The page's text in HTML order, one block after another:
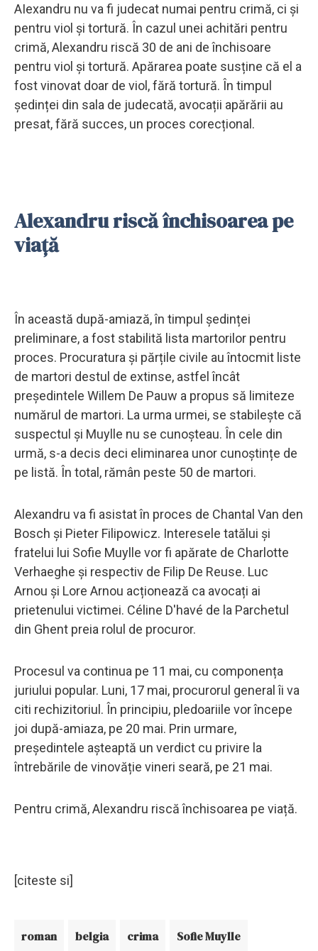
AIexandru nu va fi judecat numai pentru crimă, ci și
pentru viol și ​​tortură. În cazul unei achitări pentru
crimă, Alexandru riscă 30 de ani de închisoare
pentru viol și tortură. Apărarea poate susține că el a
fost vinovat doar de viol, fără tortură. În timpul
ședinței din sala de judecată, avocații apărării au
presat, fără succes, un proces corecțional.
Alexandru riscă închisoarea pe
viață
În această după-amiază, în timpul ședinței
preliminare, a fost stabilită lista martorilor pentru
proces. Procuratura și părțile civile au întocmit liste
de martori destul de extinse, astfel încât
președintele Willem De Pauw a propus să limiteze
numărul de martori. La urma urmei, se stabilește că
suspectul și Muylle nu se cunoșteau. În cele din
urmă, s-a decis deci eliminarea unor cunoștințe de
pe listă. În total, rămân peste 50 de martori.
Alexandru va fi asistat în proces de Chantal Van den
Bosch și Pieter Filipowicz. Interesele tatălui și
fratelui lui Sofie Muylle vor fi apărate de Charlotte
Verhaeghe și respectiv de Filip De Reuse. Luc
Arnou și Lore Arnou acționează ca avocați ai
prietenului victimei. Céline D'havé de la Parchetul
din Ghent preia rolul de procuror.
Procesul va continua pe 11 mai, cu componența
juriului popular. Luni, 17 mai, procurorul general îi va
citi rechizitoriul. În principiu, pledoariile vor începe
joi după-amiaza, pe 20 mai. Prin urmare,
președintele așteaptă un verdict cu privire la
întrebările de vinovăție vineri seară, pe 21 mai.
Pentru crimă, Alexandru riscă închisoarea pe viață.
[citeste si]
roman belgia crima Sofie Muylle